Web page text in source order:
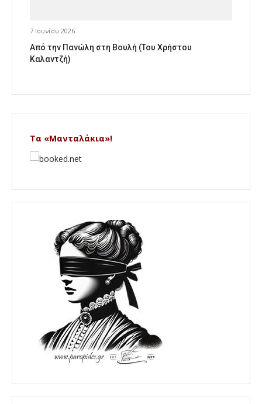
7 Ιουνίου 2026
Από την Πανώλη στη Βουλή (Του Χρήστου
Καλαντζή)
Τα «Μανταλάκια»!